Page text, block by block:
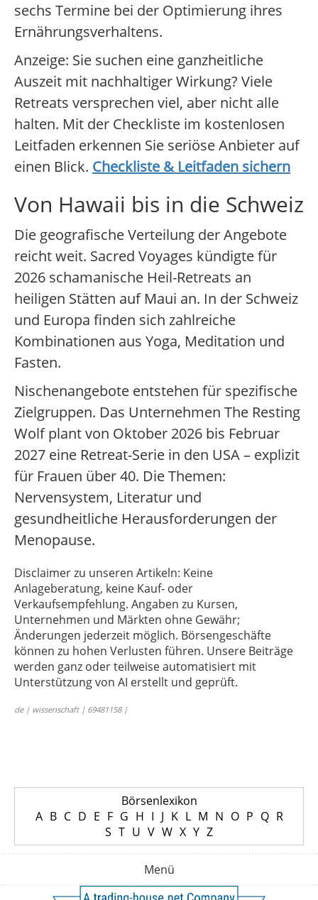
sechs Termine bei der Optimierung ihres
Ernährungsverhaltens.
Anzeige: Sie suchen eine ganzheitliche
Auszeit mit nachhaltiger Wirkung? Viele
Retreats versprechen viel, aber nicht alle
halten. Mit der Checkliste im kostenlosen
Leitfaden erkennen Sie seriöse Anbieter auf
einen Blick. Checkliste & Leitfaden sichern
Von Hawaii bis in die Schweiz
Die geografische Verteilung der Angebote
reicht weit. Sacred Voyages kündigte für
2026 schamanische Heil-Retreats an
heiligen Stätten auf Maui an. In der Schweiz
und Europa finden sich zahlreiche
Kombinationen aus Yoga, Meditation und
Fasten.
Nischenangebote entstehen für spezifische
Zielgruppen. Das Unternehmen The Resting
Wolf plant von Oktober 2026 bis Februar
2027 eine Retreat-Serie in den USA – explizit
für Frauen über 40. Die Themen:
Nervensystem, Literatur und
gesundheitliche Herausforderungen der
Menopause.
Disclaimer zu unseren Artikeln: Keine
Anlageberatung, keine Kauf- oder
Verkaufsempfehlung. Angaben zu Kursen,
Unternehmen und Märkten ohne Gewähr;
Änderungen jederzeit möglich. Börsengeschäfte
können zu hohen Verlusten führen. Unsere Beiträge
werden ganz oder teilweise automatisiert mit
Unterstützung von AI erstellt und geprüft.
de | wissenschaft | 69481158 |
Börsenlexikon
A B C D E F G H I J K L M N O P Q R
S T U V W X Y Z
Menü